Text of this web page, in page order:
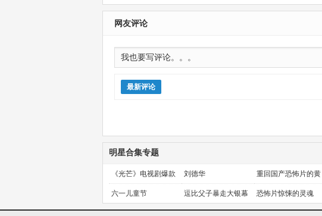
网友评论
最新评论
明星合集专题
《光芒》电视剧爆款
预定！
刘德华 重回国产恐怖片的黄
金时代
六一儿童节 逗比父子暴走大银幕 恐怖片惊悚的灵魂